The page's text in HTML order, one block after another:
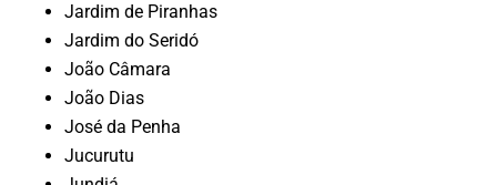
Jardim de Piranhas
Jardim do Seridó
João Câmara
João Dias
José da Penha
Jucurutu